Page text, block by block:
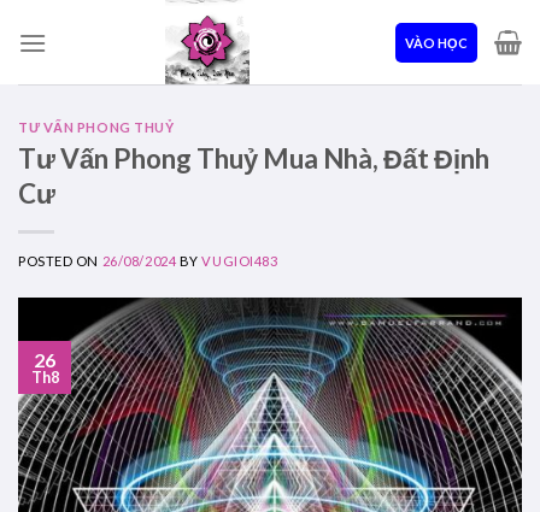
VÀO HỌC
TƯ VẤN PHONG THUỶ
Tư Vấn Phong Thuỷ Mua Nhà, Đất Định
Cư
POSTED ON 26/08/2024 BYVUGIOI483
26
Th8